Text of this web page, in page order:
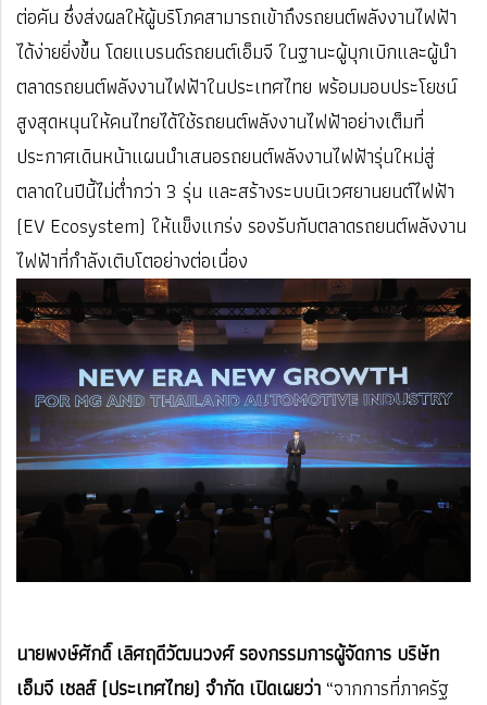
ต่อคัน ซึ่งส่งผลให้ผู้บริโภคสามารถเข้าถึงรถยนต์พลังงานไฟฟ้า
ได้ง่ายยิ่งขึ้น โดยแบรนด์รถยนต์เอ็มจี ในฐานะผู้บุกเบิกและผู้นำ
ตลาดรถยนต์พลังงานไฟฟ้าในประเทศไทย พร้อมมอบประโยชน์
สูงสุดหนุนให้คนไทยได้ใช้รถยนต์พลังงานไฟฟ้าอย่างเต็มที่
ประกาศเดินหน้าแผนนำเสนอรถยนต์พลังงานไฟฟ้ารุ่นใหม่สู่
ตลาดในปีนี้ไม่ต่ำกว่า 3 รุ่น และสร้างระบบนิเวศยานยนต์ไฟฟ้า
(EV Ecosystem) ให้แข็งแกร่ง รองรับกับตลาดรถยนต์พลังงาน
ไฟฟ้าที่กำลังเติบโตอย่างต่อเนื่อง
นายพงษ์ศักดิ์ เลิศฤดีวัฒนวงศ์ รองกรรมการผู้จัดการ บริษัท
เอ็มจี เซลส์ (ประเทศไทย) จำกัด เปิดเผยว่า “จากการที่ภาครัฐ